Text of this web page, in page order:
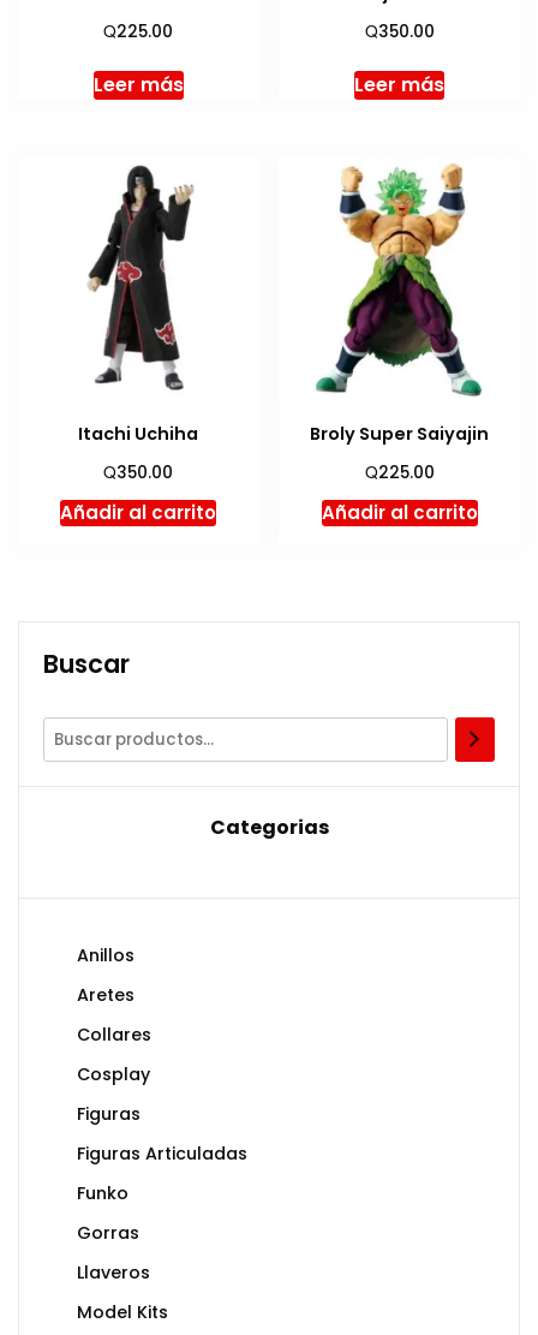
Q225.00
Leer más
Q350.00
Leer más
Itachi Uchiha
Q350.00
Añadir al carrito
Broly Super Saiyajin
Q225.00
Añadir al carrito
Buscar
Categorias
Anillos
Aretes
Collares
Cosplay
Figuras
Figuras Articuladas
Funko
Gorras
Llaveros
Model Kits